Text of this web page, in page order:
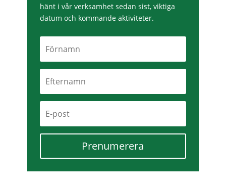
hänt i vår verksamhet sedan sist, viktiga
datum och kommande aktiviteter.
Prenumerera